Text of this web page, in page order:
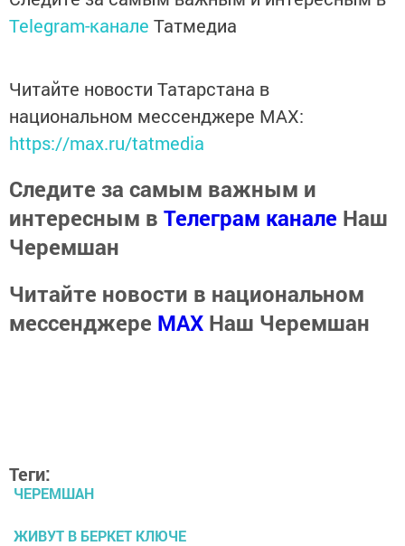
Telegram-канале Татмедиа
Читайте новости Татарстана в
национальном мессенджере MАХ:
https://max.ru/tatmedia
Следите за самым важным и
интересным в Телеграм канале Наш
Черемшан
Читайте новости в национальном
мессенджере MАХ Наш Черемшан
Теги:
ЧЕРЕМШАН
ЖИВУТ В БЕРКЕТ КЛЮЧЕ